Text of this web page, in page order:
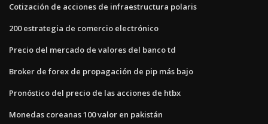
Cotización de acciones de infraestructura polaris
200 estrategia de comercio electrónico
Precio del mercado de valores del banco td
Broker de forex de propagación de pip más bajo
Pronóstico del precio de las acciones de htbx
Monedas coreanas 100 valor en pakistán